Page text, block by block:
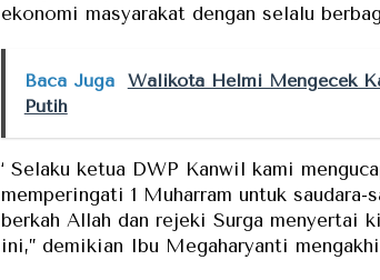
ekonomi masyarakat dengan selalu
Baca Juga
Walikota Helmi Mengecek
Putih
‘ Selaku ketua DWP Kanwil kami
memperingati 1 Muharram untuk saudara-
berkah Allah dan rejeki Surga menyertai
ini,’’ demikian Ibu Megaharyanti